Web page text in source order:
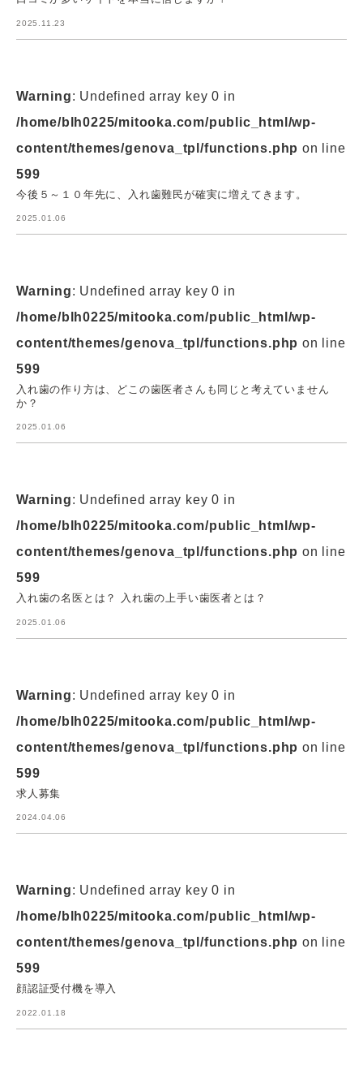
2025.11.23
Warning: Undefined array key 0 in
/home/blh0225/mitooka.com/public_html/wp-
content/themes/genova_tpl/functions.php on line
599
今後５～１０年先に、入れ歯難民が確実に増えてきます。
2025.01.06
Warning: Undefined array key 0 in
/home/blh0225/mitooka.com/public_html/wp-
content/themes/genova_tpl/functions.php on line
599
入れ歯の作り方は、どこの歯医者さんも同じと考えていません
か？
2025.01.06
Warning: Undefined array key 0 in
/home/blh0225/mitooka.com/public_html/wp-
content/themes/genova_tpl/functions.php on line
599
入れ歯の名医とは？ 入れ歯の上手い歯医者とは？
2025.01.06
Warning: Undefined array key 0 in
/home/blh0225/mitooka.com/public_html/wp-
content/themes/genova_tpl/functions.php on line
599
求人募集
2024.04.06
Warning: Undefined array key 0 in
/home/blh0225/mitooka.com/public_html/wp-
content/themes/genova_tpl/functions.php on line
599
顔認証受付機を導入
2022.01.18